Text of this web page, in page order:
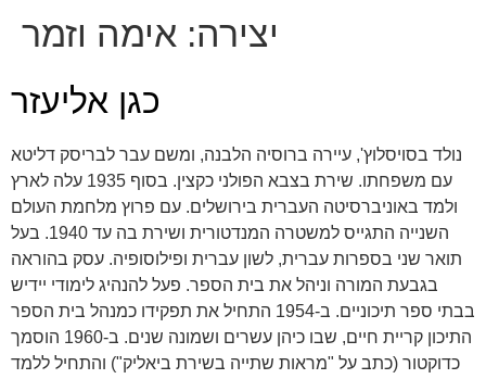
יצירה: אימה וזמר
כגן אליעזר
נולד בסויסלוץ', עיירה ברוסיה הלבנה, ומשם עבר לבריסק דליטא
עם משפחתו. שירת בצבא הפולני כקצין. בסוף 1935 עלה לארץ
ולמד באוניברסיטה העברית בירושלים. עם פרוץ מלחמת העולם
השנייה התגייס למשטרה המנדטורית ושירת בה עד 1940. בעל
תואר שני בספרות עברית, לשון עברית ופילוסופיה. עסק בהוראה
בגבעת המורה וניהל את בית הספר. פעל להנהיג לימודי יידיש
בבתי ספר תיכוניים. ב-1954 התחיל את תפקידו כמנהל בית הספר
התיכון קריית חיים, שבו כיהן עשרים ושמונה שנים. ב-1960 הוסמך
כדוקטור (כתב על "מראות שתייה בשירת ביאליק") והתחיל ללמד